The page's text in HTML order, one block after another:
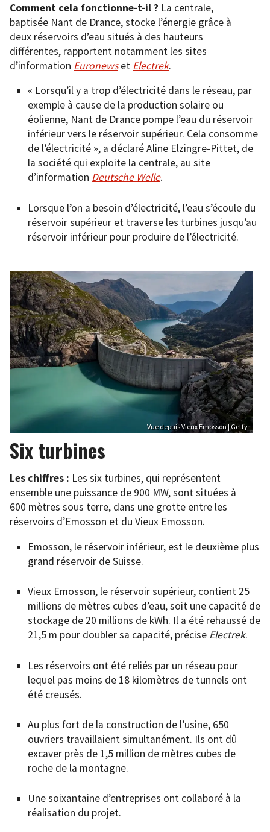
Comment cela fonctionne-t-il ? La centrale,
baptisée Nant de Drance, stocke l’énergie grâce à
deux réservoirs d’eau situés à des hauteurs
différentes, rapportent notamment les sites
d’information Euronews et Electrek.
« Lorsqu’il y a trop d’électricité dans le réseau, par
exemple à cause de la production solaire ou
éolienne, Nant de Drance pompe l’eau du réservoir
inférieur vers le réservoir supérieur. Cela consomme
de l’électricité », a déclaré Aline Elzingre-Pittet, de
la société qui exploite la centrale, au site
d’information Deutsche Welle.
Lorsque l’on a besoin d’électricité, l’eau s’écoule du
réservoir supérieur et traverse les turbines jusqu’au
réservoir inférieur pour produire de l’électricité.
Vue depuis Vieux Emosson | Getty
Six turbines
Les chiffres : Les six turbines, qui représentent
ensemble une puissance de 900 MW, sont situées à
600 mètres sous terre, dans une grotte entre les
réservoirs d’Emosson et du Vieux Emosson.
Emosson, le réservoir inférieur, est le deuxième plus
grand réservoir de Suisse.
Vieux Emosson, le réservoir supérieur, contient 25
millions de mètres cubes d’eau, soit une capacité de
stockage de 20 millions de kWh. Il a été rehaussé de
21,5 m pour doubler sa capacité, précise Electrek.
Les réservoirs ont été reliés par un réseau pour
lequel pas moins de 18 kilomètres de tunnels ont
été creusés.
Au plus fort de la construction de l’usine, 650
ouvriers travaillaient simultanément. Ils ont dû
excaver près de 1,5 million de mètres cubes de
roche de la montagne.
Une soixantaine d’entreprises ont collaboré à la
réalisation du projet.